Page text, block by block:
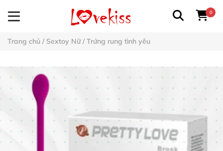
0
Trang chủ / Sextoy Nữ/ Trứng rung tình yêu